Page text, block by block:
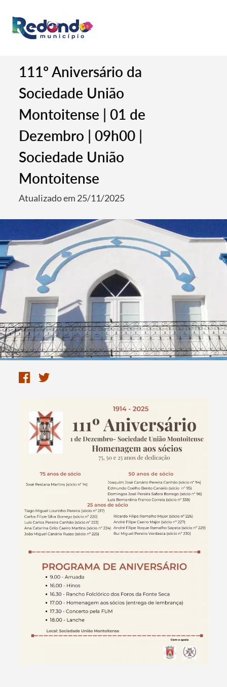
Termo de Pesquisa
111º Aniversário da
Sociedade União
Montoitense | 01 de
Dezembro | 09h00 |
Sociedade União
Montoitense
Atualizado em 25/11/2025